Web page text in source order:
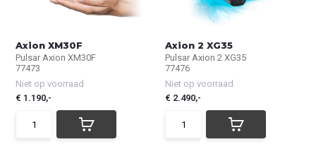
Axion XM30F
Pulsar Axion XM30F
77473
Niet op voorraad
€ 1.190,-
Axion 2 XG35
Pulsar Axion 2 XG35
77476
Niet op voorraad
€ 2.490,-